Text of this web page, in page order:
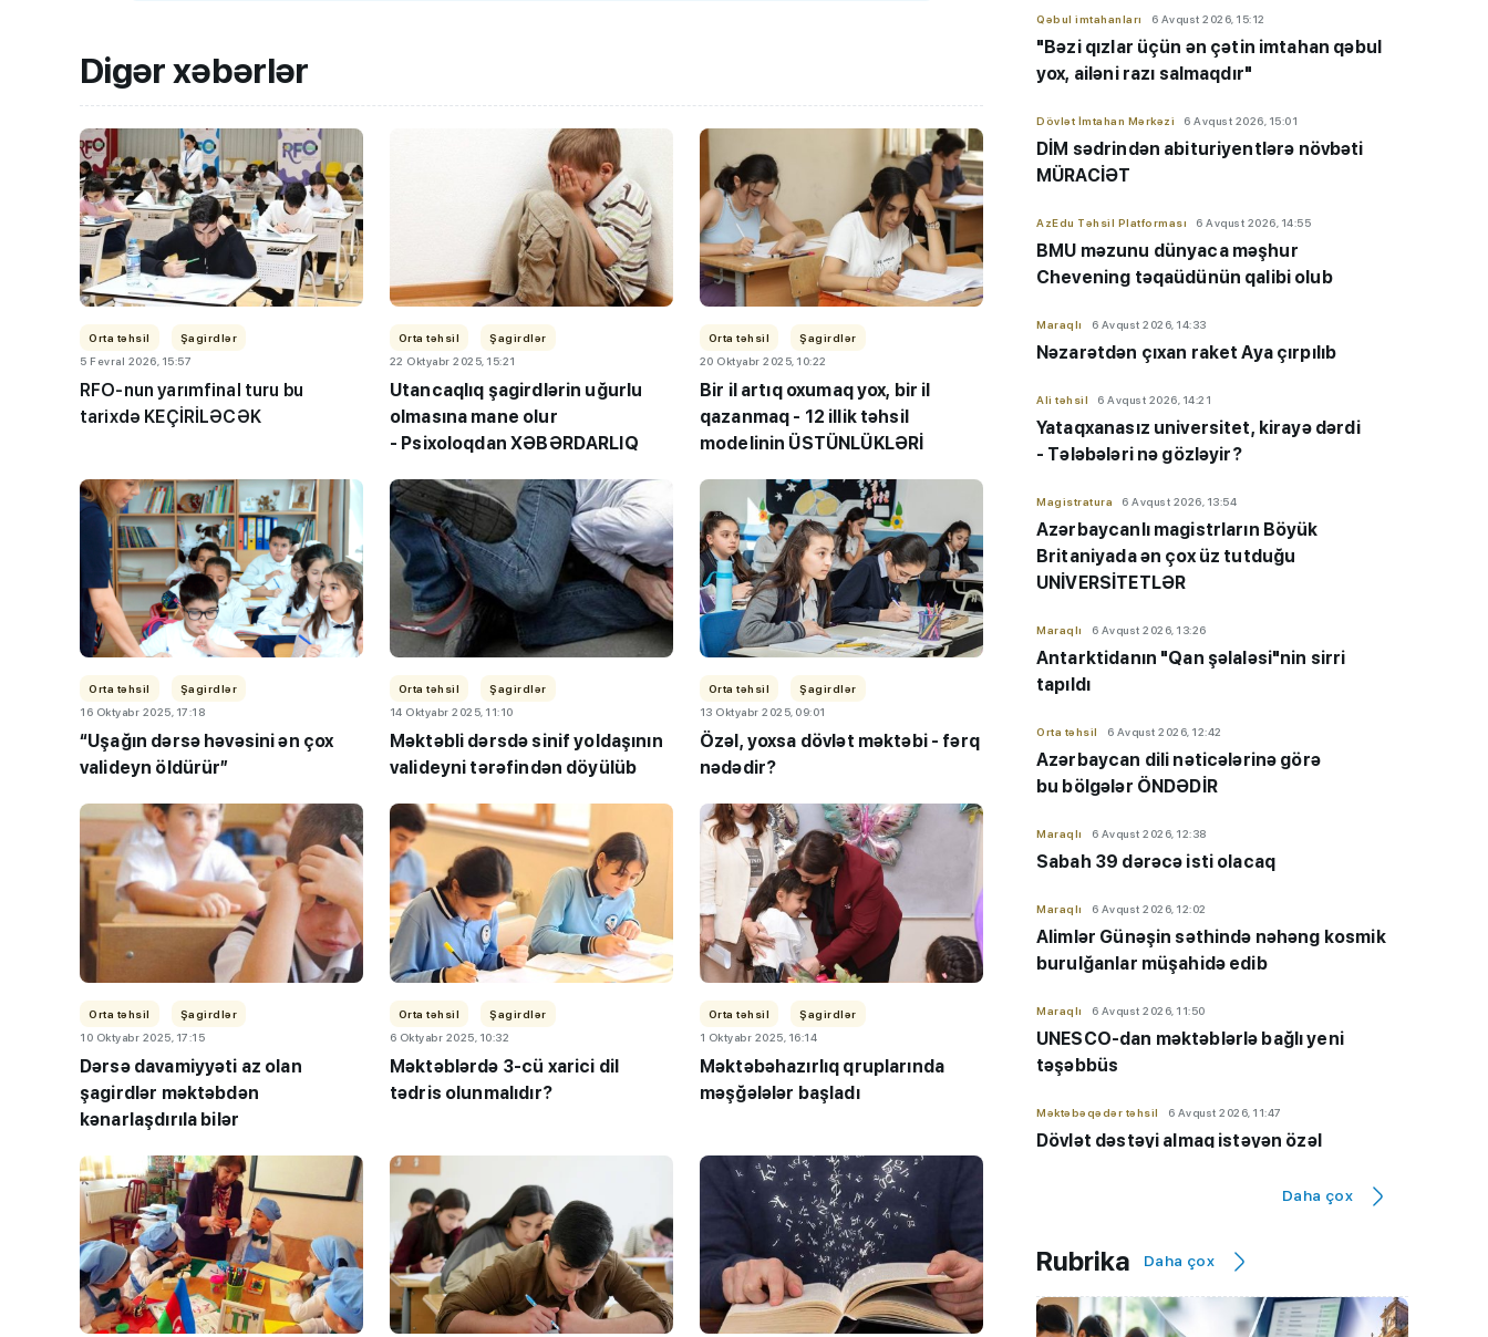
Digər xəbərlər
Orta təhsil
Şagirdlər
5 Fevral 2026, 15:57
RFO-nun yarımfinal turu bu
tarixdə KEÇİRİLƏCƏK
Orta təhsil
Şagirdlər
22 Oktyabr 2025, 15:21
Utancaqlıq şagirdlərin uğurlu
olmasına mane olur
- Psixoloqdan XƏBƏRDARLIQ
Orta təhsil
Şagirdlər
20 Oktyabr 2025, 10:22
Bir il artıq oxumaq yox, bir il
qazanmaq - 12 illik təhsil
modelinin ÜSTÜNLÜKLƏRİ
Orta təhsil
Şagirdlər
16 Oktyabr 2025, 17:18
“Uşağın dərsə həvəsini ən çox
valideyn öldürür”
Orta təhsil
Şagirdlər
14 Oktyabr 2025, 11:10
Məktəbli dərsdə sinif yoldaşının
valideyni tərəfindən döyülüb
Orta təhsil
Şagirdlər
13 Oktyabr 2025, 09:01
Özəl, yoxsa dövlət məktəbi - fərq
nədədir?
Orta təhsil
Şagirdlər
10 Oktyabr 2025, 17:15
Dərsə davamiyyəti az olan
şagirdlər məktəbdən
kənarlaşdırıla bilər
Orta təhsil
Şagirdlər
6 Oktyabr 2025, 10:32
Məktəblərdə 3-cü xarici dil
tədris olunmalıdır?
Orta təhsil
Şagirdlər
1 Oktyabr 2025, 16:14
Məktəbəhazırlıq qruplarında
məşğələlər başladı
Qəbul imtahanları 6 Avqust 2026, 15:12
"Bəzi qızlar üçün ən çətin imtahan qəbul
yox, ailəni razı salmaqdır"
Dövlət İmtahan Mərkəzi 6 Avqust 2026, 15:01
DİM sədrindən abituriyent ​​​​​​​lərə növbəti
MÜRACİƏT
AzEdu Təhsil Platforması 6 Avqust 2026, 14:55
BMU məzunu dünyaca məşhur
Chevening təqaüdünün qalibi olub
Maraqlı 6 Avqust 2026, 14:33
Nəzarətdən çıxan raket Aya çırpılıb
Ali təhsil 6 Avqust 2026, 14:21
Yataqxanasız universitet, kirayə dərdi
- Tələbələri nə gözləyir?
Magistratura 6 Avqust 2026, 13:54
Azərbaycanlı magistrların Böyük
Britaniyada ən çox üz tutduğu
UNİVERSİTETLƏR
Maraqlı 6 Avqust 2026, 13:26
Antarktidanın "Qan şəlaləsi"nin sirri
tapıldı
Orta təhsil 6 Avqust 2026, 12:42
Azərbaycan dili nəticələrinə görə
bu bölgələr ÖNDƏDİR
Maraqlı 6 Avqust 2026, 12:38
Sabah 39 dərəcə isti olacaq
Maraqlı 6 Avqust 2026, 12:02
Alimlər Günəşin səthində nəhəng kosmik
burulğanlar müşahidə edib
Maraqlı 6 Avqust 2026, 11:50
UNESCO-dan məktəblərlə bağlı yeni
təşəbbüs
Məktəbəqədər təhsil 6 Avqust 2026, 11:47
Dövlət dəstəyi almaq istəyən özəl
qaydaların tətbiqinə ehtiyac var"
Hadisə 6 Avqust 2026, 11:20
Daha çox
Rubrika Daha çox